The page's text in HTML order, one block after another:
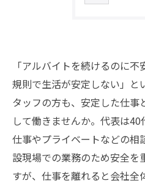
「アルバイトを続けるのに
規則で生活が安定しない」と
タッフの方も、安定した仕事
して働きませんか。代表は40
仕事やプライベートなどの相
設現場での業務のため安全を
すが、仕事を離れると会社全